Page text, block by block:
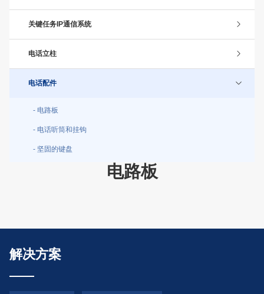
关键任务IP通信系统
电话立柱
电话配件
- 电路板
- 电话听筒和挂钩
- 坚固的键盘
电路板
解决方案